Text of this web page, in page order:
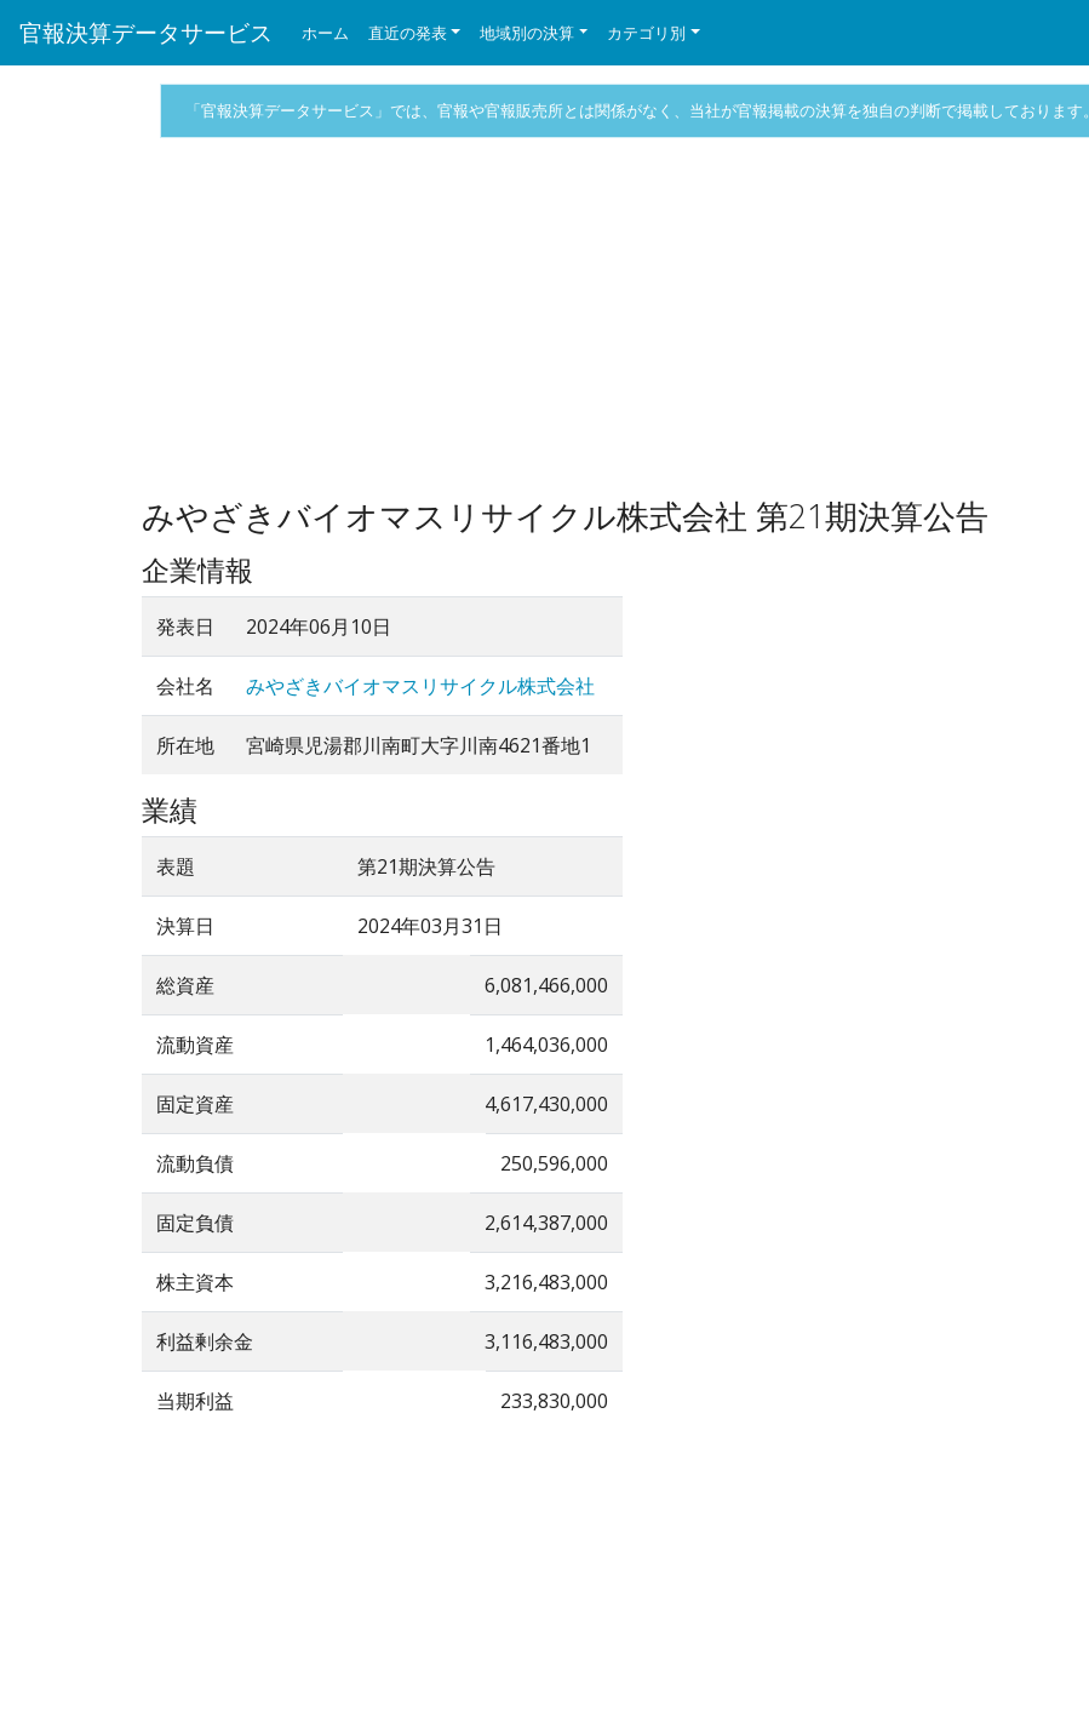
官報決算データサービス ホーム 直近の発表 地域別の決算 カテゴリ別
「官報決算データサービス」では、官報や官報販売所とは関係がなく、当社が官報掲載の決算を独自の判断で掲載しております。
みやざきバイオマスリサイクル株式会社 第21期決算公告
企業情報
発表日 2024年06月10日
会社名 みやざきバイオマスリサイクル株式会社
所在地 宮崎県児湯郡川南町大字川南4621番地1
業績
表題 第21期決算公告
決算日 2024年03月31日
総資産 6,081,466,000
流動資産 1,464,036,000
固定資産 4,617,430,000
流動負債 250,596,000
固定負債 2,614,387,000
株主資本 3,216,483,000
利益剰余金 3,116,483,000
当期利益 233,830,000